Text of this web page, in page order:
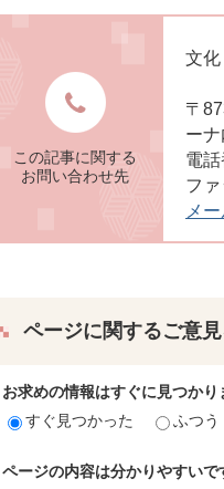
この記事に関する
お問い合わせ先
文
〒
ーナ
電
フ
メ
ページに関するご意
お求めの情報はすぐに見つかり
すぐ見つかった
ふつう
ページの内容は分かりやすいで